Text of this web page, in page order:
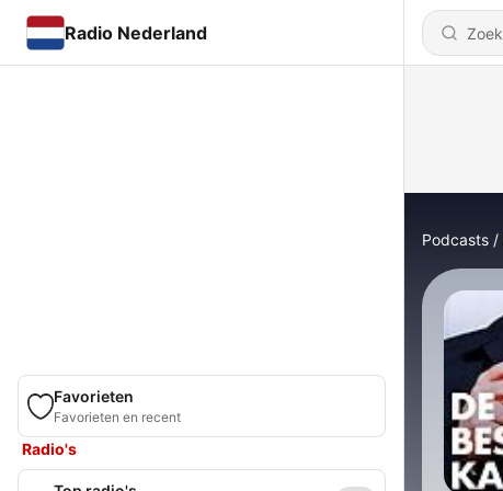
Radio Nederland
Favorieten
Favorieten en recent
Radio's
Podcasts